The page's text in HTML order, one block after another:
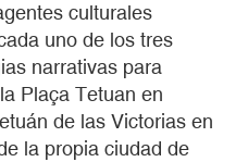
culturales
uno de los tres
narrativas para
Plaça Tetuan en
de las Victorias en
la propia ciudad de